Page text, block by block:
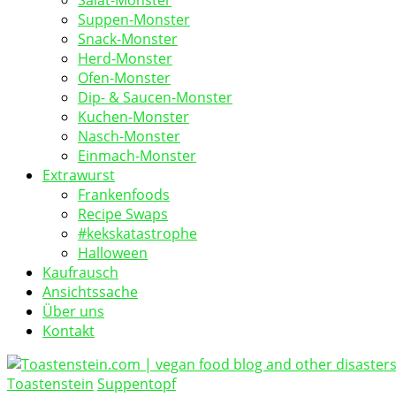
Suppen-Monster
Snack-Monster
Herd-Monster
Ofen-Monster
Dip- & Saucen-Monster
Kuchen-Monster
Nasch-Monster
Einmach-Monster
Extrawurst
Frankenfoods
Recipe Swaps
#kekskatastrophe
Halloween
Kaufrausch
Ansichtssache
Über uns
Kontakt
Toastenstein Suppentopf